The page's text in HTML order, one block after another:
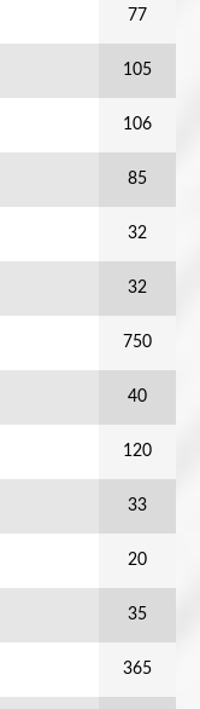
77
105
106
85
32
32
750
40
120
33
20
35
365